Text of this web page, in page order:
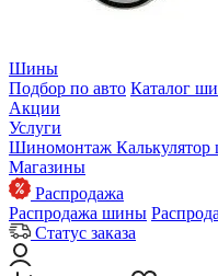
Шины
Подбор по авто Каталог
Акции
Услуги
Шиномонтаж
Магазины
Распродажа
Распродажа шины
Статус заказа